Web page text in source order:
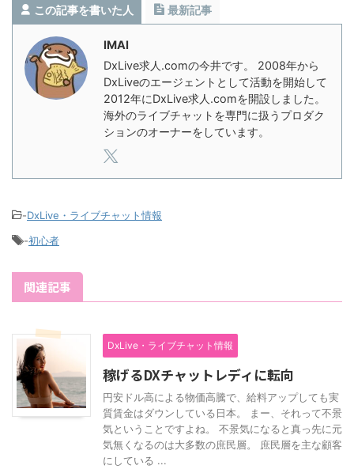
この記事を書いた人 最新記事
IMAI
DxLive求人.comの今井です。 2008年から
DxLiveのエージェントとして活動を開始して
2012年にDxLive求人.comを開設しました。
海外のライブチャットを専門に扱うプロダク
ションのオーナーをしています。
-DxLive・ライブチャット情報
-初心者
関連記事
DxLive・ライブチャット情報
稼げるDXチャットレディに転向
円安ドル高による物価高騰で、給料アップしても実
質賃金はダウンしている日本。 まー、それって不景
気ということですよね。 不景気になると真っ先に元
気無くなるのは大多数の庶民層。 庶民層を主な顧客
にしている ...